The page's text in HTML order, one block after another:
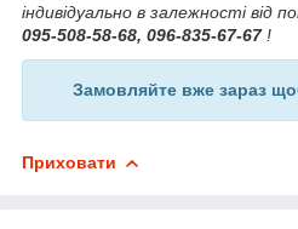
індивідуально в залежності від
095-508-58-68, 096-835-67-67 !
Замовляйте вже зараз
Приховати